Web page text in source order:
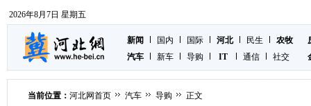
2026年8月7日 星期五
新闻 国内 国际 河北 民生
农牧
汽车
新车 导购 IT 通信 社交
当前位置： 河北网首页 汽车 导购 正文